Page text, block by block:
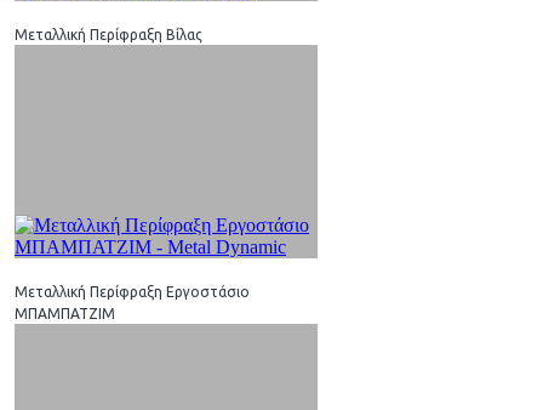
Μεταλλική Περίφραξη Βίλας
Μεταλλική Περίφραξη Εργοστάσιο
ΜΠΑΜΠΑΤΖΙΜ